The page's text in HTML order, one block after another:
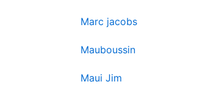
Marc jacobs
Mauboussin
Maui Jim